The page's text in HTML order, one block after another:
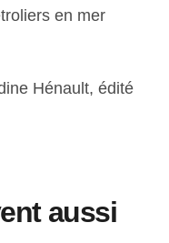
en mer
Hénault, édité
aussi